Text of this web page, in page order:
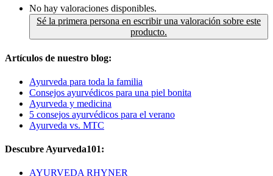
No hay valoraciones disponibles.
Sé la primera persona en escribir una valoración sobre este
producto.
Artículos de nuestro blog:
Ayurveda para toda la familia
Consejos ayurvédicos para una piel bonita
Ayurveda y medicina
5 consejos ayurvédicos para el verano
Ayurveda vs. MTC
Descubre Ayurveda101:
AYURVEDA RHYNER